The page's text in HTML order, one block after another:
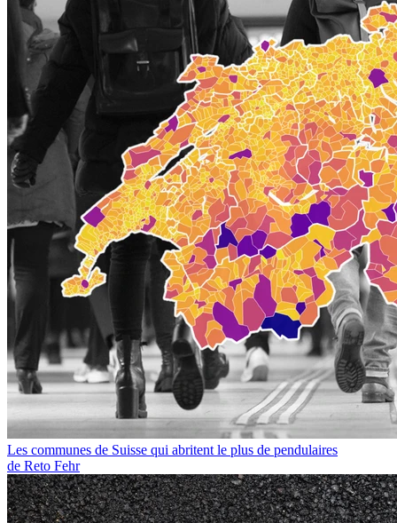
Les communes de Suisse qui abritent le plus de pendulaires
de Reto Fehr